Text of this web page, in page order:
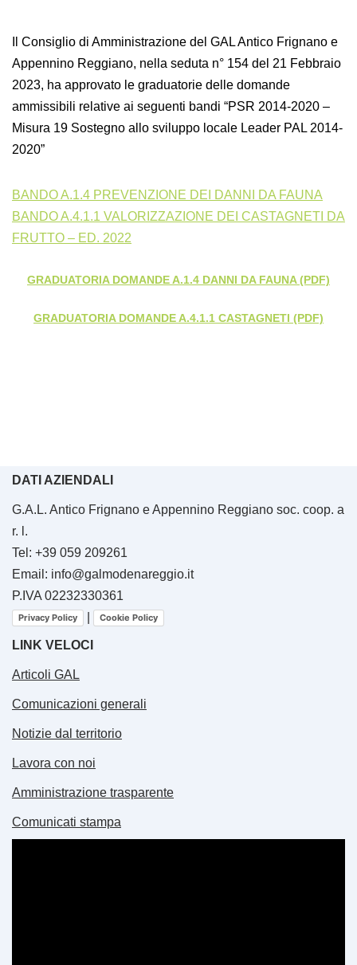
Il Consiglio di Amministrazione del GAL Antico Frignano e
Appennino Reggiano, nella seduta n° 154 del 21 Febbraio
2023, ha approvato le graduatorie delle domande
ammissibili relative ai seguenti bandi “PSR 2014-2020 –
Misura 19 Sostegno allo sviluppo locale Leader PAL 2014-
2020”
BANDO A.1.4 PREVENZIONE DEI DANNI DA FAUNA
BANDO A.4.1.1 VALORIZZAZIONE DEI CASTAGNETI DA
FRUTTO – ED. 2022
GRADUATORIA DOMANDE A.1.4 DANNI DA FAUNA (PDF)
GRADUATORIA DOMANDE A.4.1.1 CASTAGNETI (PDF)
DATI AZIENDALI
G.A.L. Antico Frignano e Appennino Reggiano soc. coop. a
r. l.
Tel: +39 059 209261
Email: info@galmodenareggio.it
P.IVA 02232330361
Privacy Policy Cookie Policy
LINK VELOCI
Articoli GAL
Comunicazioni generali
Notizie dal territorio
Lavora con noi
Amministrazione trasparente
Comunicati stampa